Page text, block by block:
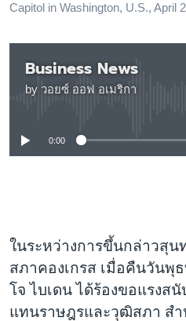
Capitol in Washington, U.S., April
Business News
by วอยซ์ ออฟ อเมริกา
No media source
0:00
ในระหว่างการขึ้นกล่าวสุ
สภาคองเกรส เมื่อคืนวันพุ
โจ ไบเดน ได้ร้องขอแรงส
แทนราษฎรและวุฒิสภา ส